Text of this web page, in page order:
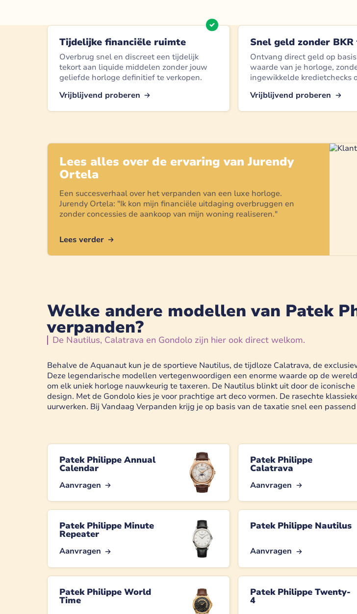
Tijdelijke financiële ruimte
Overbrug snel en discreet een tijdelijk
tekort aan liquide middelen zonder jouw
geliefde horloge definitief te verkopen.
Vrijblijvend proberen
Snel geld zonder
Ontvang direct geld op
waarde van je horloge,
ingewikkelde kredietchecks
Vrijblijvend proberen
Lees alles over de ervaring van Jurendy
Ortela
Een succesverhaal over het verpanden van een luxe horloge.
Jurendy Ortela: "Ik kon mijn financiële uitdaging overbruggen en
zonder concessies de aankoop van mijn woning realiseren."
Lees verder
Welke andere modellen van Patek
verpanden?
De Nautilus, Calatrava en Gondolo zijn hier ook direct welkom.
Behalve de Aquanaut kun je de sportieve Nautilus, de tijdloze Calatrava, de
Deze legendarische modellen vertegenwoordigen een enorme waarde op de
om elk uniek horloge nauwkeurig te taxeren. De Nautilus blinkt uit door de
design. Met de Gondolo kies je voor prachtige art deco vormen. De rasechte
uurwerken. Bij Vandaag Verpanden krijg je op basis van de taxatie snel een
Patek Philippe Annual
Calendar
Aanvragen
Patek Philippe
Calatrava
Aanvragen
Patek Philippe Minute
Repeater
Aanvragen
Patek Philippe Nautilus
Aanvragen
Patek Philippe World
Time
Patek Philippe Twenty-
4